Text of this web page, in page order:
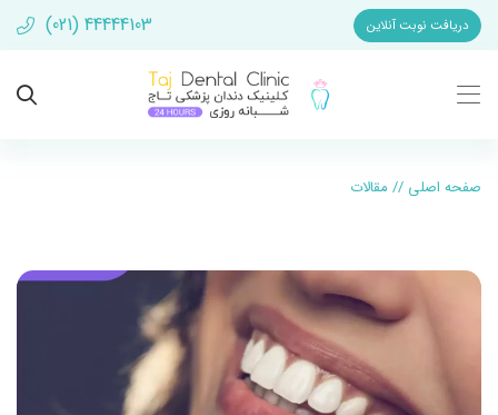
دریافت نوبت آنلاین (021) 44444103
صفحه اصلی // مقالات